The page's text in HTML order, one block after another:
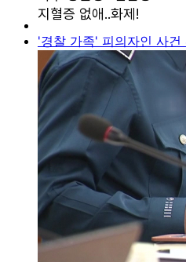
'경찰 가족' 피의자인 사